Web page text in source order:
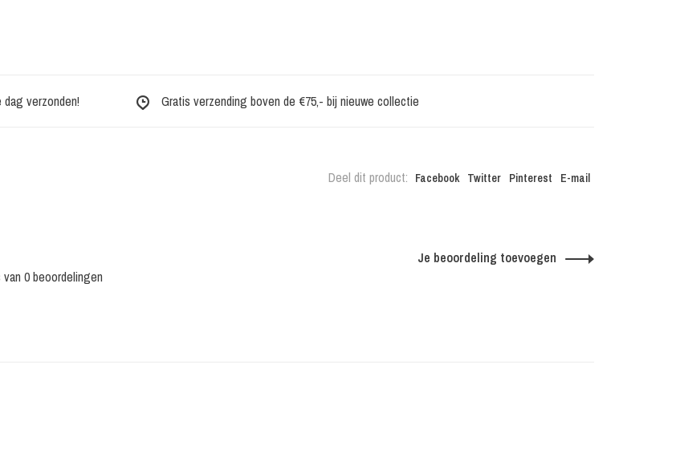
verzonden! Gratis verzending boven de €75,- bij nieuwe collectie
Deel dit product: Facebook Twitter Pinterest E-mail
0 beoordelingen
Je beoordeling toevoegen